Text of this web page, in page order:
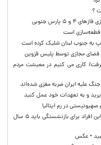
؟
پارس جنوبی
قطعه‌سازی است
فضای مجازی توسط پلیس قزوین
گرفت/ کاری می کنیم در معیشت مردم
علیه ایران ضربه مغزی شده‌اند
و به تعهدات خود عمل کنید
در رم ایتالیا
فوری؛ شرط جدید بازنشستگی اعلام شد/ این افراد برای بازنشستگی باید ۵ سال
+ عکس